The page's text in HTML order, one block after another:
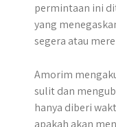
permintaan ini
yang
segera atau
Amorim
sulit dan
hanya diberi
apakah akan